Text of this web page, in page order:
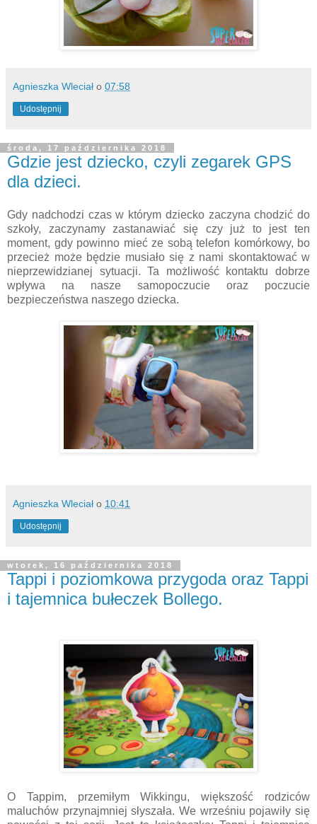
Agnieszka Wleciał o 07:58
Udostępnij
środa, 17 października 2018
Gdzie jest dziecko, czyli zegarek GPS
dla dzieci.
Gdy nadchodzi czas w którym dziecko zaczyna chodzić do
szkoły, zaczynamy zastanawiać się czy już to jest ten
moment, gdy powinno mieć ze sobą telefon komórkowy, bo
przecież może będzie musiało się z nami skontaktować w
nieprzewidzianej sytuacji. Ta możliwość kontaktu dobrze
wpływa na nasze samopoczucie oraz poczucie
bezpieczeństwa naszego dziecka.
Agnieszka Wleciał o 10:41
Udostępnij
wtorek, 16 października 2018
Tappi i poziomkowa przygoda oraz Tappi
i tajemnica bułeczek Bollego.
O Tappim, przemiłym Wikkingu, większość rodziców
maluchów przynajmniej słyszała. We wrześniu pojawiły się